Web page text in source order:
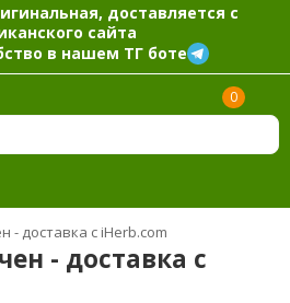
доставляется с
сайта
в нашем ТГ боте
0
- доставка с iHerb.com
- доставка с